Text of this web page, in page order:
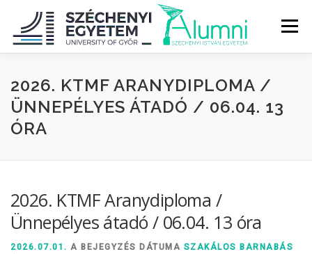
tartalomhoz
Menü
RÓLUNK ALUMNI KÖZÖSSÉG HÍREK MÉDIA
DIPLOMAÁTADÓ
2026. KTMF ARANYDIPLOMA /
ÜNNEPÉLYES ÁTADÓ / 06.04. 13
ÓRA
2026. KTMF Aranydiploma /
Ünnepélyes átadó / 06.04. 13 óra
2026.07.01. A BEJEGYZÉS DÁTUMA SZAKÁLOS BARNABÁS